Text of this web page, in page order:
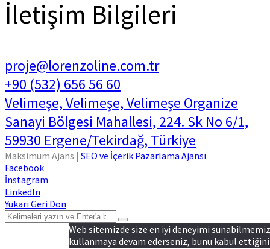
İletişim Bilgileri
proje@lorenzoline.com.tr
+90 (532) 656 56 60
Velimeşe, Velimeşe, Velimeşe Organize
Sanayi Bölgesi Mahallesi, 224. Sk No 6/1,
59930 Ergene/Tekirdağ, Türkiye
Maksimum Ajans | SEO ve İçerik Pazarlama Ajansı
Facebook
İnstagram
LinkedIn
Yukarı Geri Dön
Web sitemizde size en iyi deneyimi
kullanmaya devam ederseniz, bunu kabul